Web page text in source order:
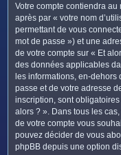
Votre compte contiendra
après par « votre nom
permettant de vous
mot de passe ») et une
de votre compte sur « Et
des données applicables
les informations, en-dehors
passe et de votre adresse
inscription, sont
alors ? ». Dans tous les
de votre compte vous
pouvez décider de vous
phpBB depuis une option